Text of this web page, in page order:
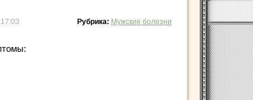
Рубрика: Мужские болезни